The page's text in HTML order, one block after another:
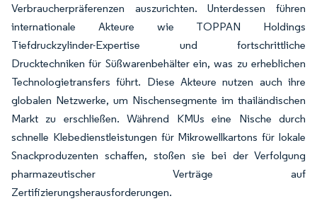
Verbraucherpräferenzen auszurichten. Unterdessen führen
internationale Akteure wie TOPPAN Holdings
Tiefdruckzylinder-Expertise und fortschrittliche
Drucktechniken für Süßwarenbehälter ein, was zu erheblichen
Technologietransfers führt. Diese Akteure nutzen auch ihre
globalen Netzwerke, um Nischensegmente im thailändischen
Markt zu erschließen. Während KMUs eine Nische durch
schnelle Klebedienstleistungen für Mikrowellkartons für lokale
Snackproduzenten schaffen, stoßen sie bei der Verfolgung
pharmazeutischer Verträge auf
Zertifizierungsherausforderungen.